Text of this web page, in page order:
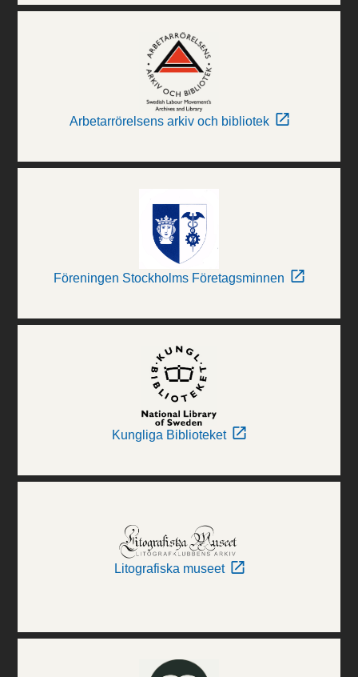
Arbetarrörelsens arkiv och bibliotek
Föreningen Stockholms Företagsminnen
Kungliga Biblioteket
Litografiska museet